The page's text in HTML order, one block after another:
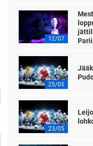
12/07
25/05
23/05